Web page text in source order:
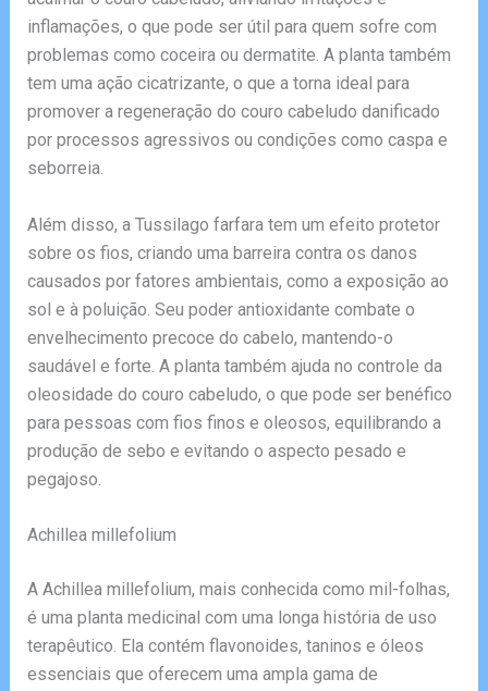
inflamações, o que pode ser útil para quem sofre com
problemas como coceira ou dermatite. A planta também
tem uma ação cicatrizante, o que a torna ideal para
promover a regeneração do couro cabeludo danificado
por processos agressivos ou condições como caspa e
seborreia.
Além disso, a Tussilago farfara tem um efeito protetor
sobre os fios, criando uma barreira contra os danos
causados por fatores ambientais, como a exposição ao
sol e à poluição. Seu poder antioxidante combate o
envelhecimento precoce do cabelo, mantendo-o
saudável e forte. A planta também ajuda no controle da
oleosidade do couro cabeludo, o que pode ser benéfico
para pessoas com fios finos e oleosos, equilibrando a
produção de sebo e evitando o aspecto pesado e
pegajoso.
Achillea millefolium
A Achillea millefolium, mais conhecida como mil-folhas,
é uma planta medicinal com uma longa história de uso
terapêutico. Ela contém flavonoides, taninos e óleos
essenciais que oferecem uma ampla gama de